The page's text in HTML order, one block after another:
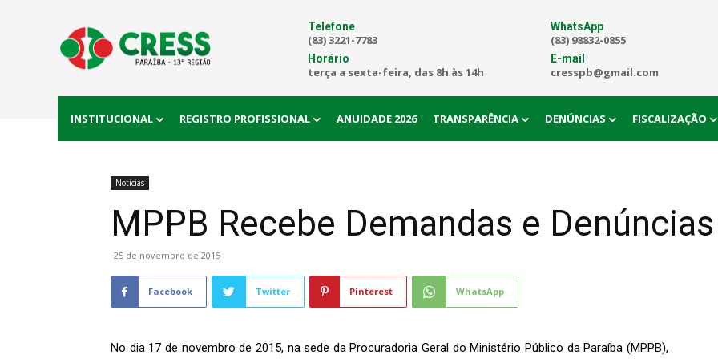
Telefone
(83) 3221-7783
Horário
terça a sexta-feira, das 8h às 14h
WhatsApp
(83) 98832-0855
E-mail
cresspb@gmail.com
INSTITUCIONAL REGISTRO PROFISSIONAL ANUIDADE 2026 TRANSPARÊNCIA DENÚNCIAS FISCALIZAÇÃO
Notícias
MPPB Recebe Demandas e
25 de novembro de 2015
Facebook Twitter Pinterest WhatsApp
No dia 17 de novembro de 2015, na sede da Procuradoria Geral do Ministério Público da Paraíba (MPPB),